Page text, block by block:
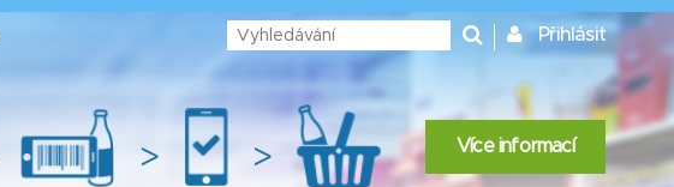
Přihlásit
> > Více informací